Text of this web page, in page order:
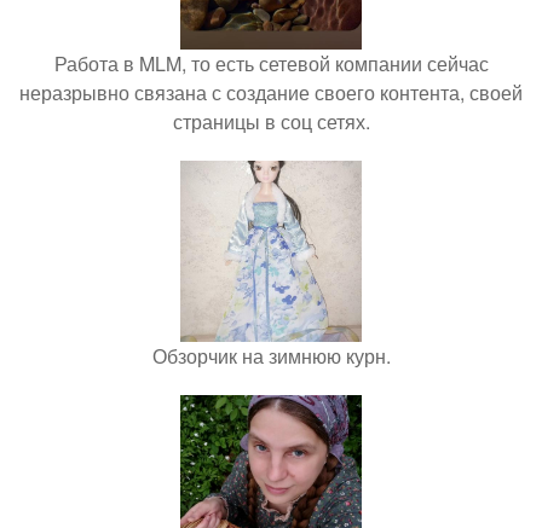
Работа в MLM, то есть сетевой компании сейчас
неразрывно связана с создание своего контента, своей
страницы в соц сетях.
Обзорчик на зимнюю курн.